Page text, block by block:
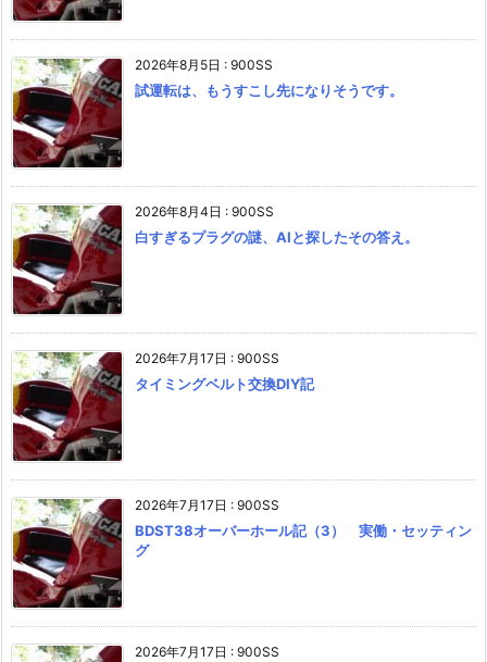
2026年8月5日 : 900SS
試運転は、もうすこし先になりそうです。
2026年8月4日 : 900SS
白すぎるプラグの謎、AIと探したその答え。
2026年7月17日 : 900SS
タイミングベルト交換DIY記
2026年7月17日 : 900SS
BDST38オーバーホール記（3） 実働・セッティン
グ
2026年7月17日 : 900SS